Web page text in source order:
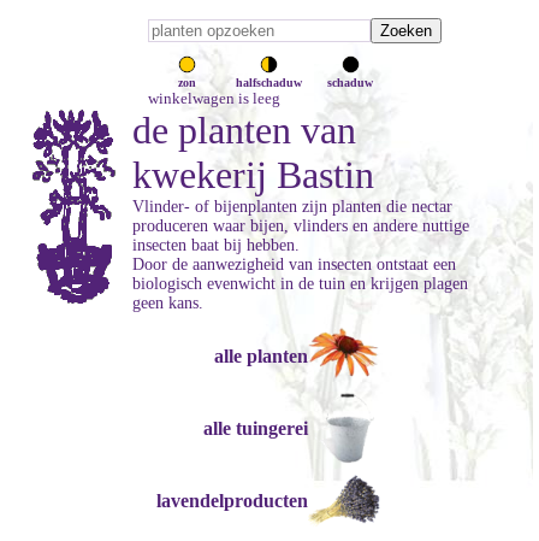
zon halfschaduw schaduw
winkelwagen is leeg
de planten van
kwekerij Bastin
Vlinder- of bijenplanten zijn planten die nectar
produceren waar bijen, vlinders en andere nuttige
insecten baat bij hebben.
Door de aanwezigheid van insecten ontstaat een
biologisch evenwicht in de tuin en krijgen plagen
geen kans.
alle planten
alle tuingerei
lavendelproducten